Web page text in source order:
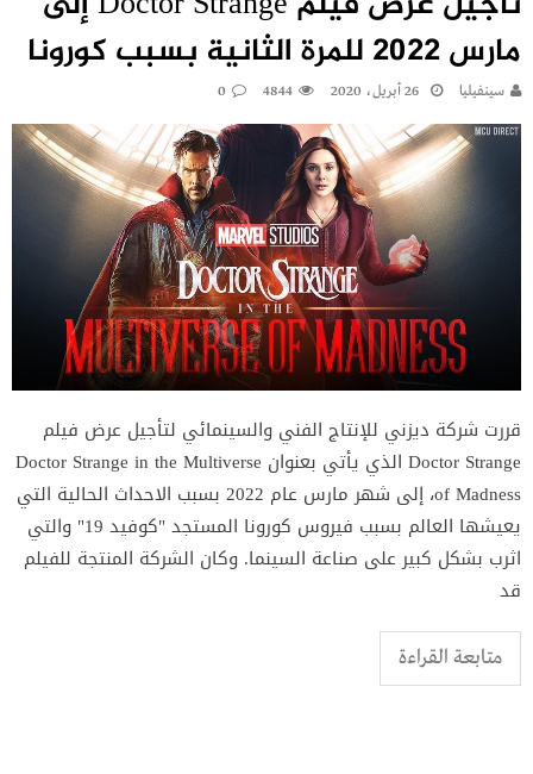
مارس 2022 للمرة الثانية بسبب كورونا
سينفيليا 26 أبريل، 2020 4844
0
قررت شركة ديزني للإنتاج الفني والسينمائي لتأجيل عرض فيلم
Doctor Strange الذي يأتي بعنوان Doctor Strange in the Multiverse
of Madness، إلى شهر مارس عام 2022 بسبب الاحداث الحالية التي
يعيشها العالم بسبب فيروس كورونا المستجد "كوفيد 19" والتي
اثرب بشكل كبير على صناعة السينما. وكان الشركة المنتجة للفيلم
قد
متابعة القراءة